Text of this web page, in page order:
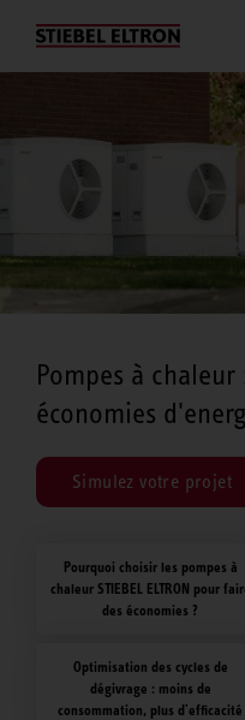
Entreprise
Pompes à
économies
Simulez votre projet
Pourquoi choisir les pompes à
chaleur STIEBEL ELTRON pour
des économies ?
Optimisation des cycles de
dégivrage : moins de
consommation, plus d'efficacité